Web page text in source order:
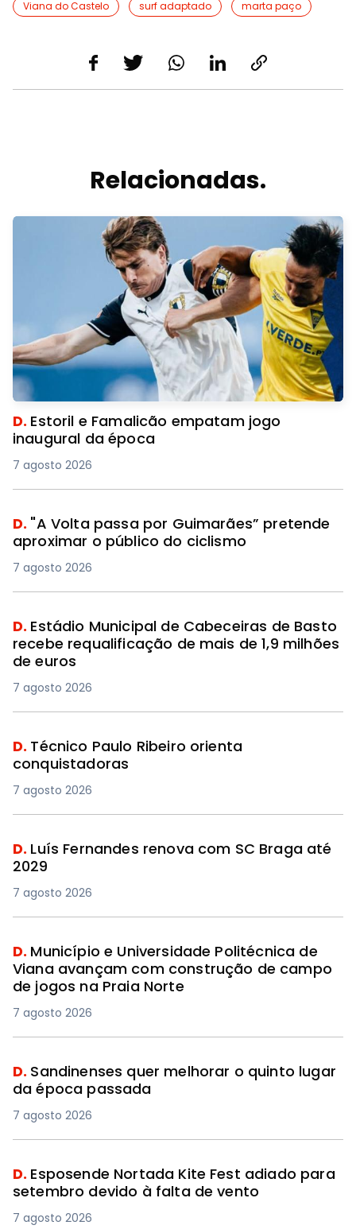
Viana do Castelo surf adaptado marta paço
Relacionadas.
D. Estoril e Famalicão empatam jogo
inaugural da época
7 agosto 2026
D. "A Volta passa por Guimarães” pretende
aproximar o público do ciclismo
7 agosto 2026
D. Estádio Municipal de Cabeceiras de Basto
recebe requalificação de mais de 1,9 milhões
de euros
7 agosto 2026
D. Técnico Paulo Ribeiro orienta
conquistadoras
7 agosto 2026
D. Luís Fernandes renova com SC Braga até
2029
7 agosto 2026
D. Município e Universidade Politécnica de
Viana avançam com construção de campo
de jogos na Praia Norte
7 agosto 2026
D. Sandinenses quer melhorar o quinto lugar
da época passada
7 agosto 2026
D. Esposende Nortada Kite Fest adiado para
setembro devido à falta de vento
7 agosto 2026